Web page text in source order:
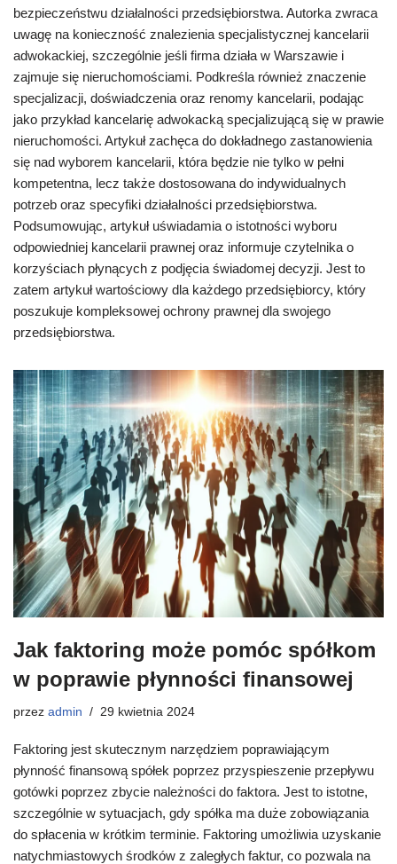
bezpieczeństwu działalności przedsiębiorstwa. Autorka zwraca
uwagę na konieczność znalezienia specjalistycznej kancelarii
adwokackiej, szczególnie jeśli firma działa w Warszawie i
zajmuje się nieruchomościami. Podkreśla również znaczenie
specjalizacji, doświadczenia oraz renomy kancelarii, podając
jako przykład kancelarię adwokacką specjalizującą się w prawie
nieruchomości. Artykuł zachęca do dokładnego zastanowienia
się nad wyborem kancelarii, która będzie nie tylko w pełni
kompetentna, lecz także dostosowana do indywidualnych
potrzeb oraz specyfiki działalności przedsiębiorstwa.
Podsumowując, artykuł uświadamia o istotności wyboru
odpowiedniej kancelarii prawnej oraz informuje czytelnika o
korzyściach płynących z podjęcia świadomej decyzji. Jest to
zatem artykuł wartościowy dla każdego przedsiębiorcy, który
poszukuje kompleksowej ochrony prawnej dla swojego
przedsiębiorstwa.
Jak faktoring może pomóc spółkom
w poprawie płynności finansowej
przez admin 29 kwietnia 2024
Faktoring jest skutecznym narzędziem poprawiającym
płynność finansową spółek poprzez przyspieszenie przepływu
gotówki poprzez zbycie należności do faktora. Jest to istotne,
szczególnie w sytuacjach, gdy spółka ma duże zobowiązania
do spłacenia w krótkim terminie. Faktoring umożliwia uzyskanie
natychmiastowych środków z zaległych faktur, co pozwala na